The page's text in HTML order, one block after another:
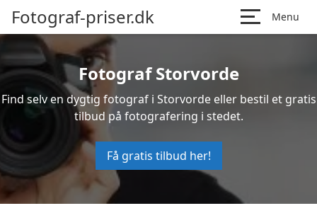
Fotograf-priser.dk Menu
Fotograf Storvorde
Find selv en dygtig fotograf i Storvorde eller bestil et gratis
tilbud på fotografering i stedet.
Få gratis tilbud her!